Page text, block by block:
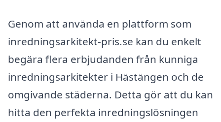
Genom att använda en plattform som
inredningsarkitekt-pris.se kan du enkelt
begära flera erbjudanden från kunniga
inredningsarkitekter i Hästängen och de
omgivande städerna. Detta gör att du kan
hitta den perfekta inredningslösningen